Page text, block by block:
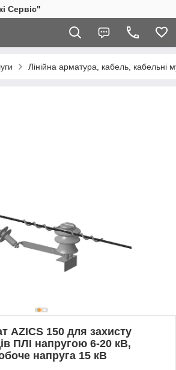
Сервіс"
Лінійна арматура, кабель, кабельні
AZICS 150 для захисту
ПЛІ напругою 6-20 кВ,
напруга 15 кВ